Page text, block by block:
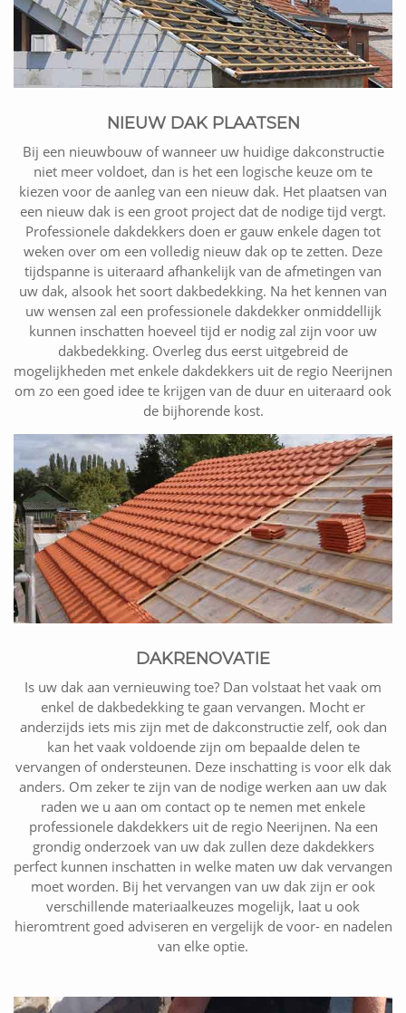
NIEUW DAK PLAATSEN
Bij een nieuwbouw of wanneer uw huidige dakconstructie
niet meer voldoet, dan is het een logische keuze om te
kiezen voor de aanleg van een nieuw dak. Het plaatsen van
een nieuw dak is een groot project dat de nodige tijd vergt.
Professionele dakdekkers doen er gauw enkele dagen tot
weken over om een volledig nieuw dak op te zetten. Deze
tijdspanne is uiteraard afhankelijk van de afmetingen van
uw dak, alsook het soort dakbedekking. Na het kennen van
uw wensen zal een professionele dakdekker onmiddellijk
kunnen inschatten hoeveel tijd er nodig zal zijn voor uw
dakbedekking. Overleg dus eerst uitgebreid de
mogelijkheden met enkele dakdekkers uit de regio Neerijnen
om zo een goed idee te krijgen van de duur en uiteraard ook
de bijhorende kost.
DAKRENOVATIE
Is uw dak aan vernieuwing toe? Dan volstaat het vaak om
enkel de dakbedekking te gaan vervangen. Mocht er
anderzijds iets mis zijn met de dakconstructie zelf, ook dan
kan het vaak voldoende zijn om bepaalde delen te
vervangen of ondersteunen. Deze inschatting is voor elk dak
anders. Om zeker te zijn van de nodige werken aan uw dak
raden we u aan om contact op te nemen met enkele
professionele dakdekkers uit de regio Neerijnen. Na een
grondig onderzoek van uw dak zullen deze dakdekkers
perfect kunnen inschatten in welke maten uw dak vervangen
moet worden. Bij het vervangen van uw dak zijn er ook
verschillende materiaalkeuzes mogelijk, laat u ook
hieromtrent goed adviseren en vergelijk de voor- en nadelen
van elke optie.